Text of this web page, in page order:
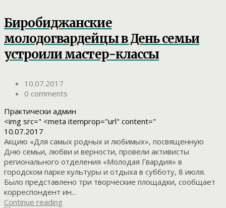
Биробиджанские
молодогвардейцы в День семьи
устроили мастер-классы
10.07.2017
0 comments
Практически админ
<img src=" <meta itemprop="url" content="
10.07.2017
Акцию «Для самых родных и любимых», посвященную
Дню семьи, любви и верности, провели активисты
регионального отделения «Молодая Гвардия» в
городском парке культуры и отдыха в субботу, 8 июля.
Было представлено три творческие площадки, сообщает
корреспондент ин...
Continue reading